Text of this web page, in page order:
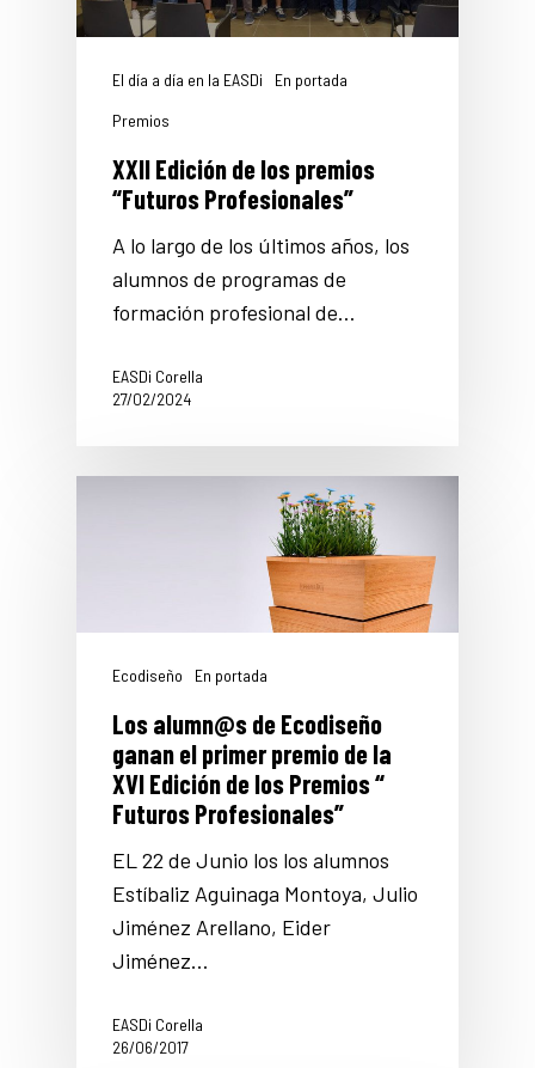
El día a día en la EASDi
En portada
Premios
XXII Edición de los premios
“Futuros Profesionales”
A lo largo de los últimos años, los
alumnos de programas de
formación profesional de…
EASDi Corella
27/02/2024
Ecodiseño En portada
Los alumn@s de Ecodiseño
ganan el primer premio de la
XVI Edición de los Premios “
Futuros Profesionales”
EL 22 de Junio los los alumnos
Estíbaliz Aguinaga Montoya, Julio
Jiménez Arellano, Eider
Jiménez…
EASDi Corella
26/06/2017